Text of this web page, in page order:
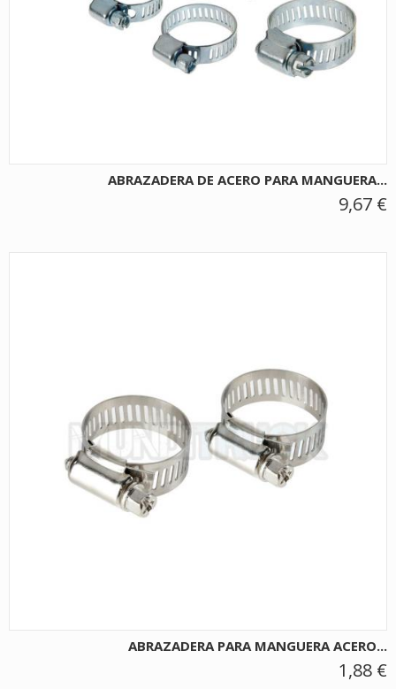
ABRAZADERA DE ACERO PARA MANGUERA...
9,67 €
ABRAZADERA PARA MANGUERA ACERO...
1,88 €